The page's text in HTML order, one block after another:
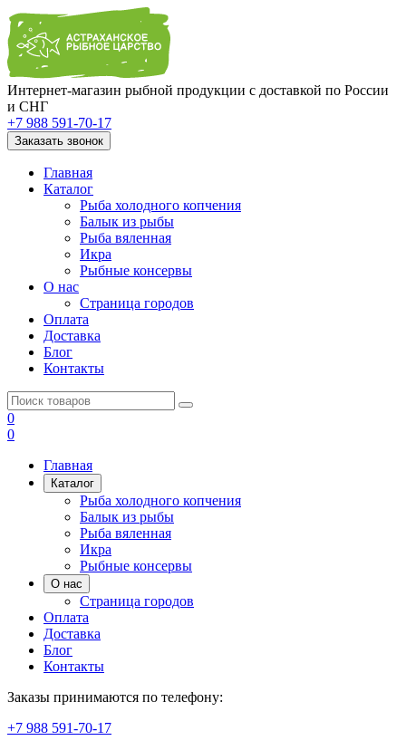
Интернет-магазин рыбной продукции с доставкой по России
и СНГ
+7 988 591-70-17
Заказать звонок
Главная
Каталог
Рыба холодного копчения
Балык из рыбы
Рыба вяленная
Икра
Рыбные консервы
О нас
Страница городов
Оплата
Доставка
Блог
Контакты
0
0
Главная
Каталог
Рыба холодного копчения
Балык из рыбы
Рыба вяленная
Икра
Рыбные консервы
О нас
Страница городов
Оплата
Доставка
Блог
Контакты
Заказы принимаются по телефону:
+7 988 591-70-17